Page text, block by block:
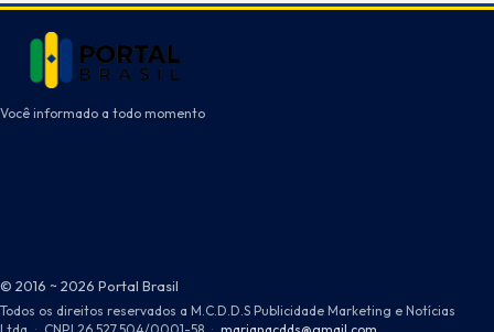
Você informado a todo momento
© 2016 ~ 2026 Portal Brasil
Todos os direitos reservados a M.C.D.D.S Publicidade Marketing e Notícias